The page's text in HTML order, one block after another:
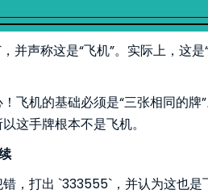
并声称这是“飞机”。实际上，这
飞机的基础必须是“三张相同的
这手牌根本不是飞机。
，打出 `333555`，并认为这也是